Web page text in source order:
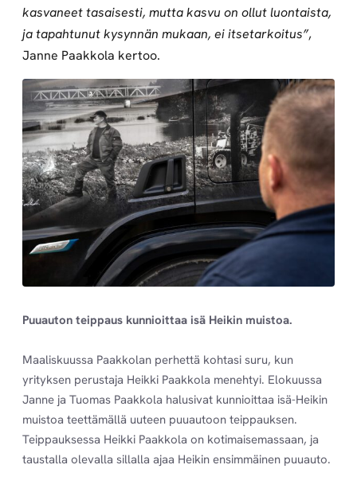
kasvaneet tasaisesti, mutta kasvu on ollut luontaista,
ja tapahtunut kysynnän mukaan, ei itsetarkoitus”,
Janne Paakkola kertoo.
Puuauton teippaus kunnioittaa isä Heikin muistoa.
Maaliskuussa Paakkolan perhettä kohtasi suru, kun
yrityksen perustaja Heikki Paakkola menehtyi. Elokuussa
Janne ja Tuomas Paakkola halusivat kunnioittaa isä-Heikin
muistoa teettämällä uuteen puuautoon teippauksen.
Teippauksessa Heikki Paakkola on kotimaisemassaan, ja
taustalla olevalla sillalla ajaa Heikin ensimmäinen puuauto.